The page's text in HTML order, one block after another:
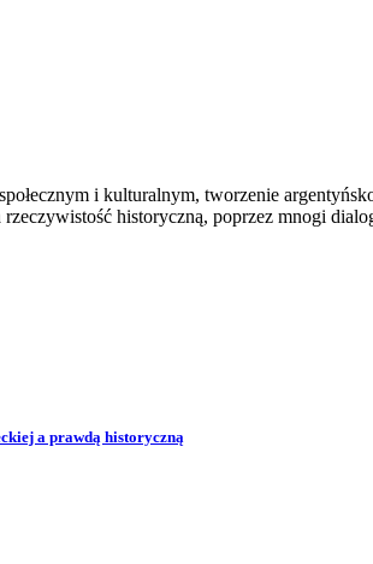
i kulturalnym, tworzenie
historyczną, poprzez mnogi
a prawdą historyczną